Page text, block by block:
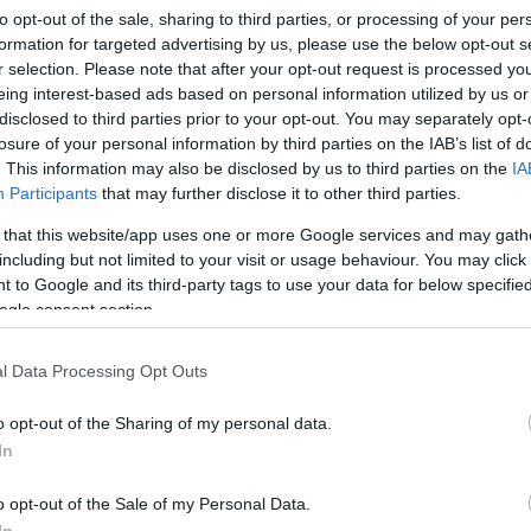
opt-out of the sale, sharing to third parties, or processing of your
for targeted advertising by us, please use the below opt-out
selection. Please note that after your opt-out request is processed
interest-based ads based on personal information utilized by us
to third parties prior to your opt-out. You may separately
of your personal information by third parties on the IAB’s list of
This information may also be disclosed by us to third parties on the
Participants that may further disclose it to other third parties.
that this website/app uses one or more Google services and may
but not limited to your visit or usage behaviour. You may
to Google and its third-party tags to use your data for below
consent section.
Data Processing Opt Outs
opt-out of the Sharing of my personal data.
opt-out of the Sale of my Personal Data.
vagy leg ismertebb futóversenye, a
kerülő Imre-Lőrinc futóverseny.
rajta nyolcadszor, és harmadszor állhattam
medál.
TOVÁBB
PSE Pénzügyőr SE
(